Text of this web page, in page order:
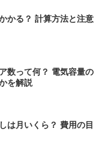
かる？ 計算方法と注意
数って何？ 電気容量の
を解説
は月いくら？ 費用の目